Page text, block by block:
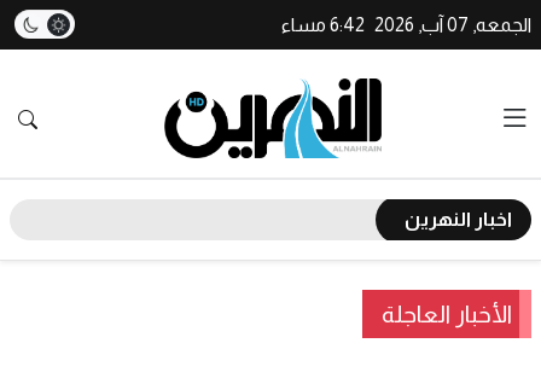
الجمعه, 07 آب, 2026 6:42 مساء
اخبار النهرين
الأخبار العاجلة